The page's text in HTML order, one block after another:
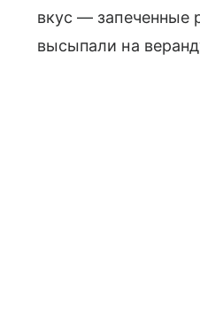
вкус — запеченные
высыпали на